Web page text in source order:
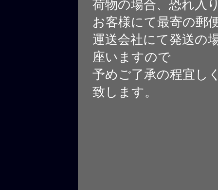
荷物の場合、恐れ入
お客様にて最寄の郵
運送会社にて発送の
座いますので
予めご了承の程宜し
致します。